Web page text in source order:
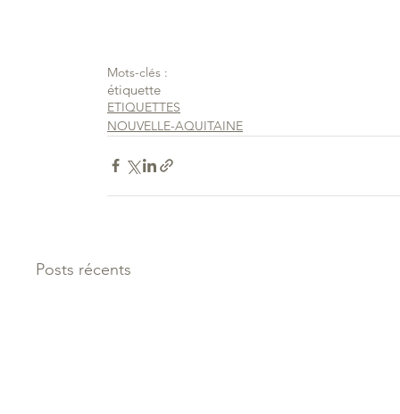
Mots-clés :
étiquette
ETIQUETTES
NOUVELLE-AQUITAINE
Posts récents